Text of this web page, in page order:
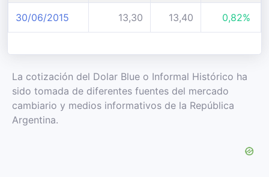
30/06/2015 13,30 13,40 0,82%
La cotización del Dolar Blue o Informal Histórico ha
sido tomada de diferentes fuentes del mercado
cambiario y medios informativos de la República
Argentina.